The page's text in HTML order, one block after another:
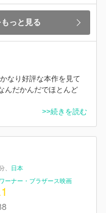
っと見る
なり好評な本作を見て
んだかんだでほとんど
>>続きを読む
日本
ワーナー・ブラザース映画